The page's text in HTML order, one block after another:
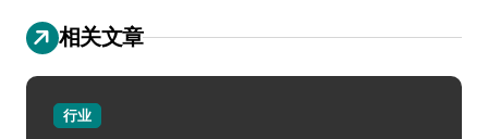
相关文章
行业